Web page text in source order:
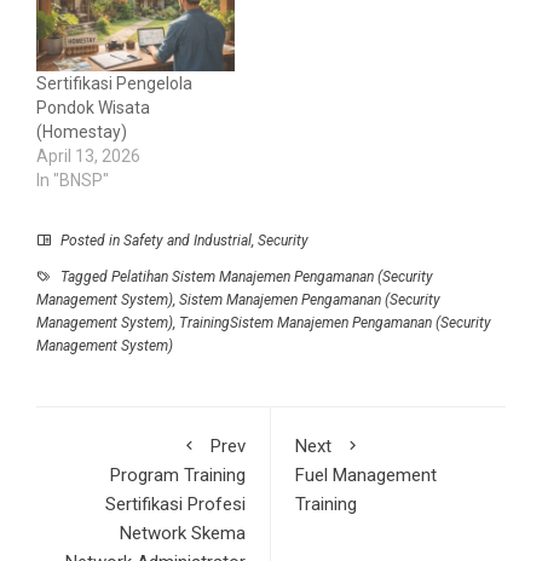
Sertifikasi Pengelola
Pondok Wisata
(Homestay)
April 13, 2026
In "BNSP"
Posted in Safety and Industrial, Security
Tagged Pelatihan Sistem Manajemen Pengamanan (Security
Management System), Sistem Manajemen Pengamanan (Security
Management System), TrainingSistem Manajemen Pengamanan (Security
Management System)
Prev
Program Training
Sertifikasi Profesi
Network Skema
Next
Fuel Management
Training